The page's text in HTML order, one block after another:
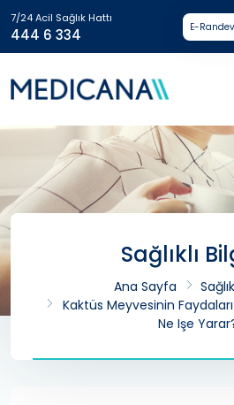
7/24 Acil Sağlık Hattı
444 6 334 E-
Sağlıklı
Ana Sayfa
Kaktüs Meyvesinin
Ne Işe